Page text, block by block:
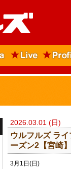
2026.03.01 (日)
ウルフルズ ラ
ーズン2【宮崎】
3月1日(日)